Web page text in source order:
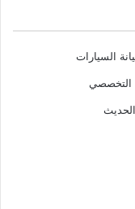
السيارات
التخصصي